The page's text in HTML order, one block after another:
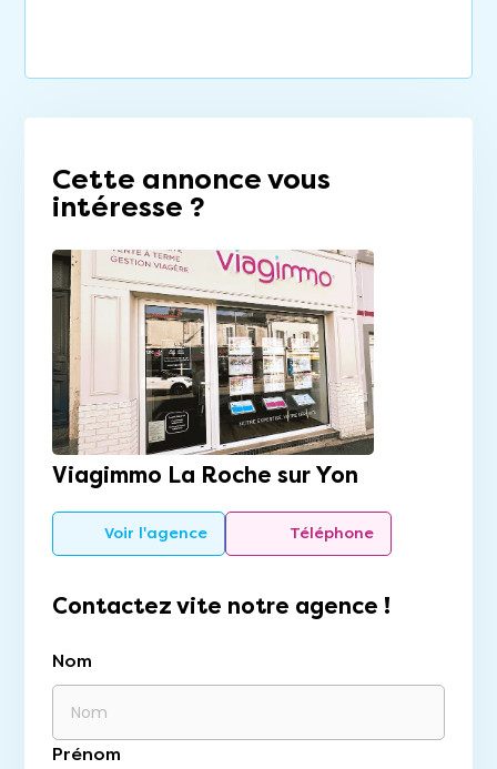
Cette annonce vous
intéresse ?
Viagimmo La Roche sur Yon
Voir l'agence Téléphone
Contactez vite notre agence !
Nom
Prénom